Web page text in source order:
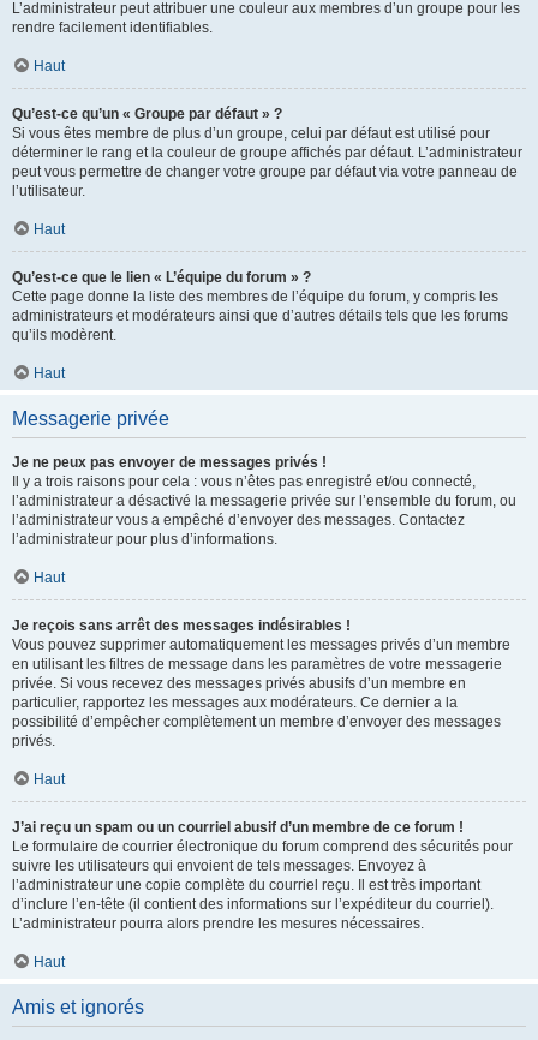
L’administrateur peut attribuer une couleur aux membres d’un groupe pour les
rendre facilement identifiables.
Haut
Qu’est-ce qu’un « Groupe par défaut » ?
Si vous êtes membre de plus d’un groupe, celui par défaut est utilisé pour
déterminer le rang et la couleur de groupe affichés par défaut. L’administrateur
peut vous permettre de changer votre groupe par défaut via votre panneau de
l’utilisateur.
Haut
Qu’est-ce que le lien « L’équipe du forum » ?
Cette page donne la liste des membres de l’équipe du forum, y compris les
administrateurs et modérateurs ainsi que d’autres détails tels que les forums
qu’ils modèrent.
Haut
Messagerie privée
Je ne peux pas envoyer de messages privés !
Il y a trois raisons pour cela : vous n’êtes pas enregistré et/ou connecté,
l’administrateur a désactivé la messagerie privée sur l’ensemble du forum, ou
l’administrateur vous a empêché d’envoyer des messages. Contactez
l’administrateur pour plus d’informations.
Haut
Je reçois sans arrêt des messages indésirables !
Vous pouvez supprimer automatiquement les messages privés d’un membre
en utilisant les filtres de message dans les paramètres de votre messagerie
privée. Si vous recevez des messages privés abusifs d’un membre en
particulier, rapportez les messages aux modérateurs. Ce dernier a la
possibilité d’empêcher complètement un membre d’envoyer des messages
privés.
Haut
J’ai reçu un spam ou un courriel abusif d’un membre de ce forum !
Le formulaire de courrier électronique du forum comprend des sécurités pour
suivre les utilisateurs qui envoient de tels messages. Envoyez à
l’administrateur une copie complète du courriel reçu. Il est très important
d’inclure l’en-tête (il contient des informations sur l’expéditeur du courriel).
L’administrateur pourra alors prendre les mesures nécessaires.
Haut
Amis et ignorés